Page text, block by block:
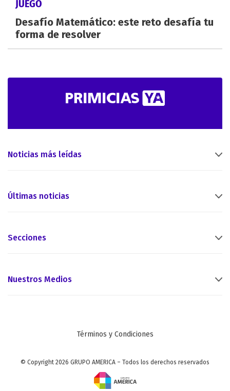
JUEGO
Desafío Matemático: este reto desafía tu
forma de resolver
Noticias más leídas
Últimas noticias
Secciones
Nuestros Medios
Términos y Condiciones
© Copyright 2026 GRUPO AMERICA – Todos los derechos reservados